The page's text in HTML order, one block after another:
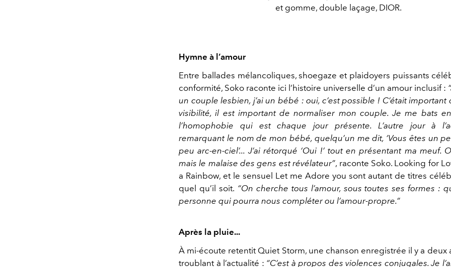
et gomme, double laçage, DIOR.
Hymne à l’amour
Entre ballades mélancoliques, shoegaze et plaidoyers puissants
conformité, Soko raconte ici l’histoire universelle d’un amour inclusif :
un couple lesbien, j’ai un bébé : oui, c’est possible ! C’était
visibilité, il est important de normaliser mon couple. Je me bats
l’homophobie qui est chaque jour présente. L’autre jour à
remarquant le nom de mon bébé, quelqu’un me dit, ‘Vous êtes un
peu arc-en-ciel’... J’ai rétorqué ‘Oui !’ tout en présentant ma meuf.
mais le malaise des gens est révélateur”, raconte Soko. Looking for
a Rainbow, et le sensuel Let me Adore you sont autant de titres
quel qu’il soit. “On cherche tous l’amour, sous toutes ses formes :
personne qui pourra nous compléter ou l’amour-propre.”
Après la pluie...
À mi-écoute retentit Quiet Storm, une chanson enregistrée il y a deux
troublant à l’actualité : “C’est à propos des violences conjugales. Je